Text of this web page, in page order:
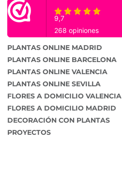
PLANTAS ONLINE MADRID
PLANTAS ONLINE BARCELONA
PLANTAS ONLINE VALENCIA
PLANTAS ONLINE SEVILLA
FLORES A DOMICILIO VALENCIA
FLORES A DOMICILIO MADRID
DECORACIÓN CON PLANTAS
PROYECTOS